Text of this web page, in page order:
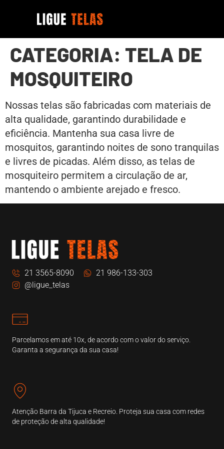
CATEGORIA: TELA DE
MOSQUITEIRO
Nossas telas são fabricadas com materiais de
alta qualidade, garantindo durabilidade e
eficiência. Mantenha sua casa livre de
mosquitos, garantindo noites de sono tranquilas
e livres de picadas. Além disso, as telas de
mosquiteiro permitem a circulação de ar,
mantendo o ambiente arejado e fresco.
21 3565-8090
21 986-133-303
@ligue_telas
Parcelamos em até 10x, de acordo com o valor do serviço.
Garanta a segurança da sua casa!
Atenção Barra da Tijuca e Recreio. Proteja sua casa com redes
de proteção de alta qualidade!